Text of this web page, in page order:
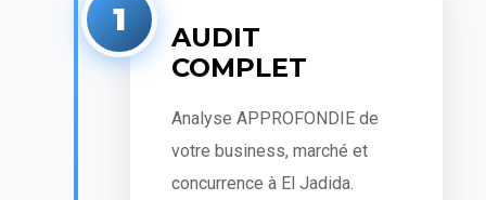
1
AUDIT
COMPLET
Analyse APPROFONDIE de
votre business, marché et
concurrence à El Jadida.